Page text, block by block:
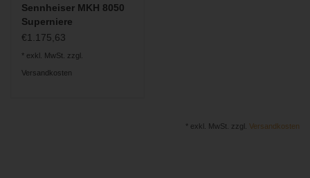
Sennheiser MKH 8050
Superniere
€1.175,63
* exkl. MwSt. zzgl.
Versandkosten
* exkl. MwSt. zzgl. Versandkosten